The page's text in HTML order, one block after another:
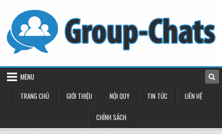
content
MENU
TRANG CHỦ
GIỚI THIỆU NỘI QUY TIN TỨC LIÊN HỆ
CHÍNH SÁCH